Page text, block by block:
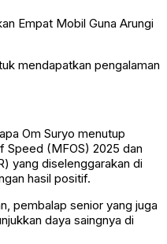
mendapatkan pengalaman
Om Suryo menutup
Speed (MFOS) 2025 dan
yang diselenggarakan di
hasil positif.
pembalap senior yang juga
daya saingnya di